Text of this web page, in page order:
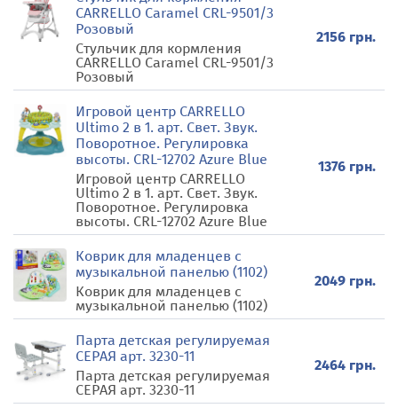
CARRELLO Caramel CRL-9501/3
Розовый
Стульчик для кормления
CARRELLO Caramel CRL-9501/3
Розовый
2156 грн.
Игровой центр CARRELLO
Ultimo 2 в 1. арт. Свет. Звук.
Поворотное. Регулировка
высоты. CRL-12702 Azure Blue
Игровой центр CARRELLO
Ultimo 2 в 1. арт. Свет. Звук.
Поворотное. Регулировка
высоты. CRL-12702 Azure Blue
1376 грн.
Коврик для младенцев с
музыкальной панелью (1102)
Коврик для младенцев с
музыкальной панелью (1102)
2049 грн.
Парта детская регулируемая
СЕРАЯ арт. 3230-11
Парта детская регулируемая
СЕРАЯ арт. 3230-11
2464 грн.